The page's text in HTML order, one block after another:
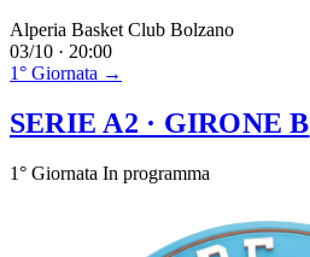
Alperia Basket Club Bolzano
03/10 · 20:00
1° Giornata →
SERIE A2 · GIRONE B
1° Giornata In programma